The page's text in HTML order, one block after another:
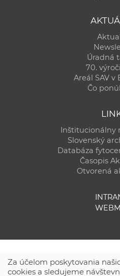
Úradná
70.
Areál SAV v
Čo
Inštitucionálny
Slovenský
Databáza
Časopis
Otvorená
Za účelom poskytovania
cookies a sledujeme